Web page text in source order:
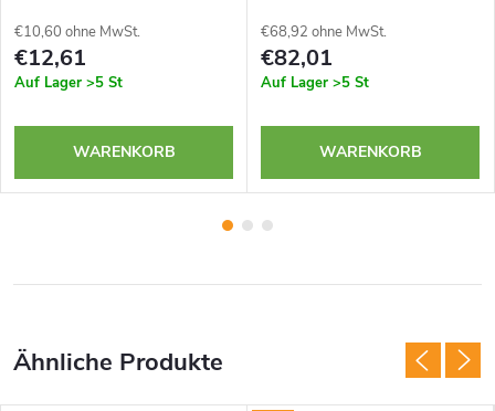
€10,60 ohne MwSt.
€12,61
Auf Lager >5 St
WARENKORB
€68,92 ohne MwSt.
€82,01
Auf Lager >5 St
WARENKORB